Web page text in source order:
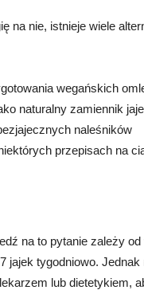
na nie, istnieje wiele
wegańskich
naturalny zamiennik
naleśników
przepisach na
na to pytanie zależy
jajek tygodniowo.
lub dietetykiem,